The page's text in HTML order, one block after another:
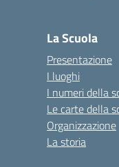
La Scuola
Presentazione
I luoghi
I numeri della
Le carte della
Organizzazione
La storia